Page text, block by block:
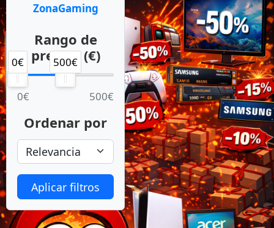
ZonaGaming
Rango de
precios (€)
0€ 500€
0€ 500€
Ordenar por
Aplicar filtros